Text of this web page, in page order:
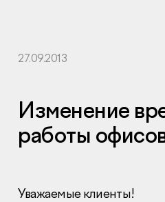
27.09.2013
Изменение
работы
Уважаемые клиенты!